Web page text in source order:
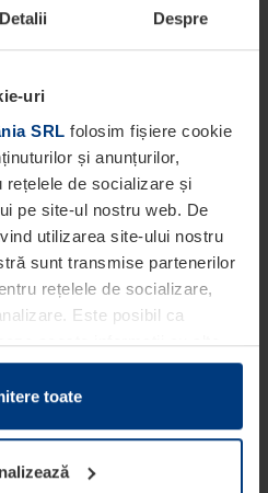
Detalii Despre
uri
SRL folosim fișiere cookie
și anunțurilor,
rețelele de socializare și
pe site-ul nostru web. De
utilizarea site-ului nostru
sunt transmise partenerilor
rețelele de socializare,
Este posibil ca
aceste informații cu alte
le-ați pus la dispoziția
în cadrul utilizării
putem stoca fișiere cookie pe
în cazul în care acestea sunt
toate